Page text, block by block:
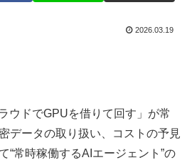
2026.03.19
ウドでGPUを借りて回す」が常
データの取り扱い、コストの予見
“常時稼働するAIエージェント”の